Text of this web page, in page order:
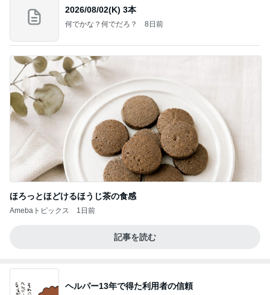
2026/08/02(K) 3本
何でかな？何でだろ？ 8日前
ほろっとほどけるほうじ茶の食感
Amebaトピックス 1日前
記事を読む
ヘルパー13年で得た利用者の信頼